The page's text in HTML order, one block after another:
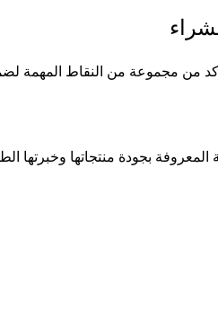
من مجموعة من النقاط المهمة
المعروفة بجودة منتجاتها